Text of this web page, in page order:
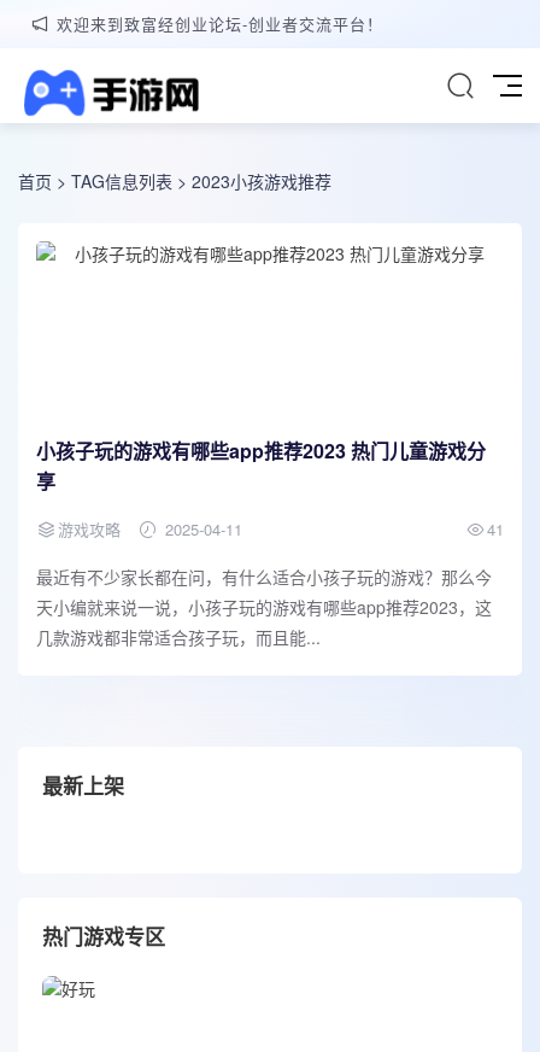
欢迎来到致富经创业论坛-创业者交流平台！
首页 > TAG信息列表 > 2023小孩游戏推荐
小孩子玩的游戏有哪些app推荐2023 热门儿童游戏分
享
游戏攻略 2025-04-11 41
最近有不少家长都在问，有什么适合小孩子玩的游戏？那么今
天小编就来说一说，小孩子玩的游戏有哪些app推荐2023，这
几款游戏都非常适合孩子玩，而且能...
最新上架
热门游戏专区